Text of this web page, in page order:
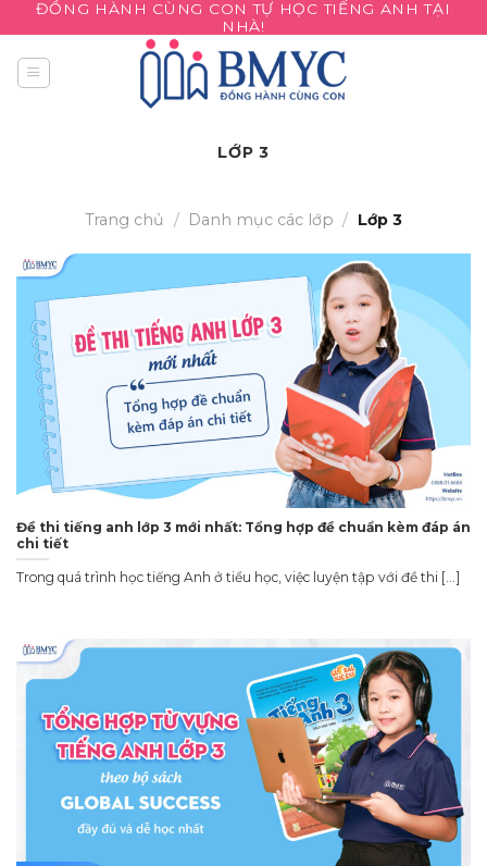
to
content
ĐỒNG HÀNH CÙNG CON TỰ HỌC TIẾNG ANH TẠI
NHÀ!
LỚP 3
Trang chủ / Danh mục các lớp / Lớp 3
Đề thi tiếng anh lớp 3 mới nhất: Tổng hợp đề chuẩn kèm đáp án
chi tiết
Trong quá trình học tiếng Anh ở tiểu học, việc luyện tập với đề thi [...]